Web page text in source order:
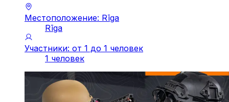
Местоположение: Rīga
Rīga
Участники: от 1 до 1 человек
1 человек